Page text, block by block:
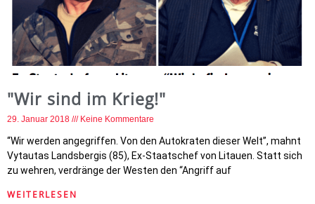
"Wir sind im Krieg!"
29. Januar 2018 Keine Kommentare
“Wir werden angegriffen. Von den Autokraten dieser Welt”, mahnt
Vytautas Landsbergis (85), Ex-Staatschef von Litauen. Statt sich
zu wehren, verdränge der Westen den “Angriff auf
WEITERLESEN